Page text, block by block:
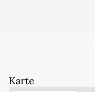
Karte